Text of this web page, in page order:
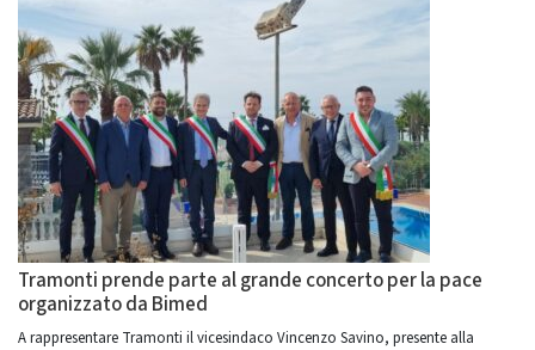
Tramonti prende parte al grande concerto per la pace
organizzato da Bimed
A rappresentare Tramonti il vicesindaco Vincenzo Savino, presente alla